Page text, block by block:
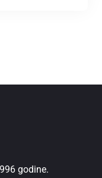
godine.